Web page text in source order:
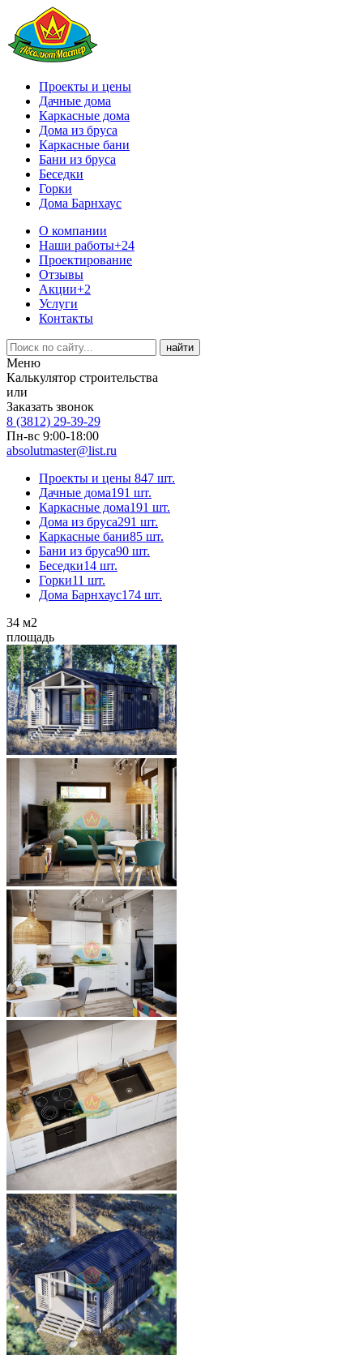
Проекты и цены
Дачные дома
Каркасные дома
Дома из бруса
Каркасные бани
Бани из бруса
Беседки
Горки
Дома Барнхаус
О компании
Наши работы+24
Проектирование
Отзывы
Акции+2
Услуги
Контакты
Меню
Калькулятор строительства
или
Заказать звонок
8 (3812) 29-39-29
Пн-вс 9:00-18:00
absolutmaster@list.ru
Проекты и цены 847 шт.
Дачные дома191 шт.
Каркасные дома191 шт.
Дома из бруса291 шт.
Каркасные бани85 шт.
Бани из бруса90 шт.
Беседки14 шт.
Горки11 шт.
Дома Барнхаус174 шт.
34 м2
площадь